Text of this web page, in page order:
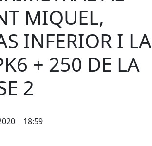
MIQUEL,
INFERIOR I LA
+ 250 DE LA
2
| 18:59